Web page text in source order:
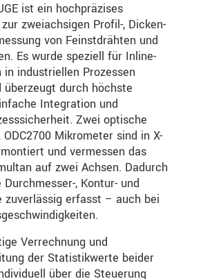
ist ein hochpräzises
zweiachsigen Profil-, Dicken-
von Feinstdrähten und
Es wurde speziell für Inline-
in industriellen Prozessen
durch höchste
Integration und
Zwei optische
ODC2700 Mikrometer sind in X-
und vermessen das
auf zwei Achsen. Dadurch
, Kontur- und
zuverlässig erfasst – auch bei
Verrechnung und
der Statistikwerte beider
über die Steuerung